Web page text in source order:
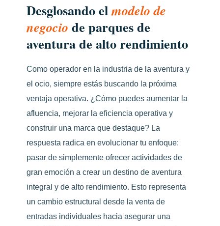
Desglosando elmodelo de
negocio de parques de
aventura de alto rendimiento
Como operador en la industria de la aventura y
el ocio, siempre estás buscando la próxima
ventaja operativa. ¿Cómo puedes aumentar la
afluencia, mejorar la eficiencia operativa y
construir una marca que destaque? La
respuesta radica en evolucionar tu enfoque:
pasar de simplemente ofrecer actividades de
gran emoción a crear un destino de aventura
integral y de alto rendimiento. Esto representa
un cambio estructural desde la venta de
entradas individuales hacia asegurar una